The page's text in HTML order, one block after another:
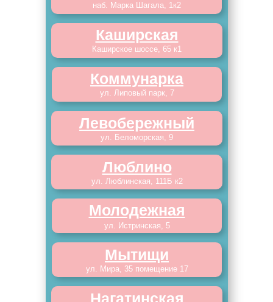
Нагатинская
Левобережный
ул. Беломорская, 9
Каширская
Каширское шоссе, 65 к1
Люблино
ул. Люблинская, 111Б к2
Мытищи
ул. Мира, 35 помещение 17
Молодежная
ул. Истринская, 5
Коммунарка
ул. Липовый парк, 7
наб. Марка Шагала, 1к2